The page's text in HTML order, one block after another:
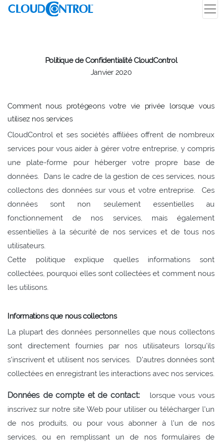
Politique de Confidentialité CloudControl
Janvier 2020
Comment nous protégeons votre vie privée lorsque vous
utilisez nos services
CloudControl et ses sociétés affiliées offrent de nombreux
services pour vous aider à gérer votre entreprise, y compris
une plate-forme pour héberger votre propre base de
données.
Dans le cadre de la gestion de ces services, nous
collectons des données sur vous et votre entreprise.
Ces
données sont non seulement essentielles au
fonctionnement de nos services, mais également
essentielles à la sécurité de nos services et de tous nos
utilisateurs.
Cette politique explique quelles informations sont
collectées, pourquoi elles sont collectées et comment nous
les utilisons.
Informations que nous collectons
La plupart des données personnelles que nous collectons
sont directement fournies par nos utilisateurs lorsqu'ils
s'inscrivent et utilisent nos services.
D'autres données sont
collectées en enregistrant les interactions avec nos services.
Données de compte et de contact:
lorsque vous vous
inscrivez sur notre site Web pour utiliser ou télécharger l'un
de nos produits, ou pour vous abonner à l'un de nos
services, ou en remplissant un de nos formulaires de